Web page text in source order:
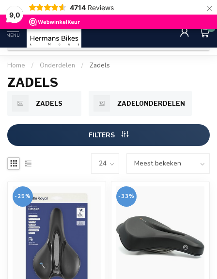
9,0
4714 Reviews ×
30 dagen bedenktijd Gratis
MENU
0
Home / Onderdelen / Zadels
ZADELS
ZADELS ZADELONDERDELEN
FILTERS
-25% -33%